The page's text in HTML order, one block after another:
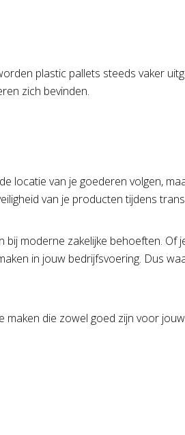
plastic pallets steeds vaker
zich bevinden.
locatie van je goederen volgen,
van je producten tijdens
moderne zakelijke behoeften.
in jouw bedrijfsvoering. Dus
die zowel goed zijn voor